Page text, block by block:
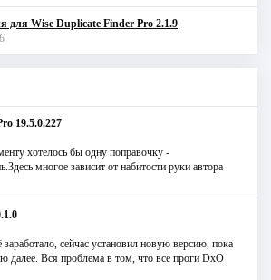
для Wise Duplicate Finder Pro 2.1.9
19.5.0.227
хотелось бы одну поправочку -
многое зависит от набитости руки автора
заработало, сейчас установил новую версию, пока
далее. Вся проблема в том, что все проги DxO